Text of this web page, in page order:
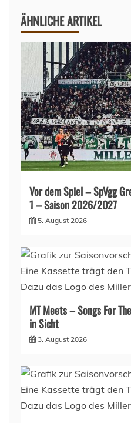
ÄHNLICHE ARTIKEL
Vor dem Spiel – SpVgg
1 – Saison 2026/2027
5. August 2026
MT Meets – Songs For
in Sicht
3. August 2026